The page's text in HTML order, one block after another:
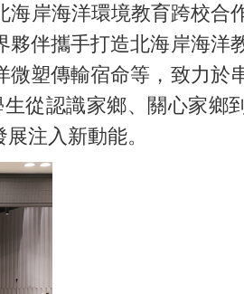
岸海洋環境教育跨校合
伴攜手打造北海岸海洋
塑傳輸宿命等，致力於
從認識家鄉、關心家鄉
注入新動能。